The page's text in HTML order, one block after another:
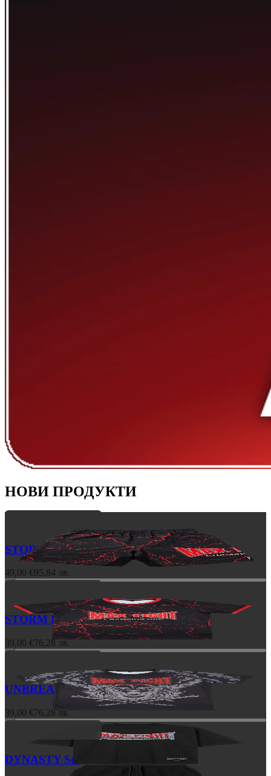
НОВИ ПРОДУКТИ
STORM Shorts
49,00 €95,84 лв.
STORM Rashguard
39,00 €76,28 лв.
UNBREAKABLE Rashguard
39,00 €76,28 лв.
DYNASTY Set